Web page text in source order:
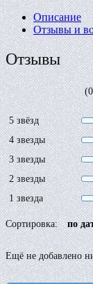
Описание
Отзывы и
Отзывы
5 звёзд
4 звезды
3 звезды
2 звезды
1 звезда
Сортировка: по
Ещё не добавлено